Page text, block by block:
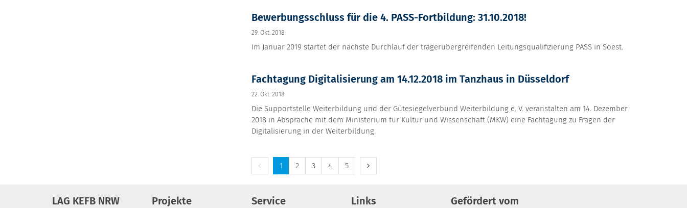
Bewerbungsschluss für die 4. PASS-Fortbildung: 31.10.2018!
29. Okt. 2018
Im Januar 2019 startet der nächste Durchlauf der trägerübergreifenden Leitungsqualifizierung PASS in Soest.
Fachtagung Digitalisierung am 14.12.2018 im Tanzhaus in Düsseldorf
22. Okt. 2018
Die Supportstelle Weiterbildung und der Gütesiegelverbund Weiterbildung e. V. veranstalten am 14. Dezember
2018 in Absprache mit dem Ministerium für Kultur und Wissenschaft (MKW) eine Fachtagung zu Fragen der
Digitalisierung in der Weiterbildung.
Vorherige Seite
1 2 3 4 5 Nächste Seite
LAG KEFB NRW Projekte Service Links Gefördert vom